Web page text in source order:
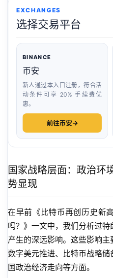
EXCHANGES
选择交易平台
BINANCE
币安
新人通过本入口注册，符合活
动条件可享 20% 手续费优
惠。
前往币安→
国家战略层面：政治环
势显现
在早前《比特币再创历史新
吗？》一文中，我们分析过
产生的深远影响。这些影响主
数字美元推进、比特币战略
国政治经济走向等方面。